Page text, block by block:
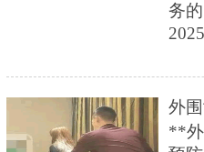
务
外
**